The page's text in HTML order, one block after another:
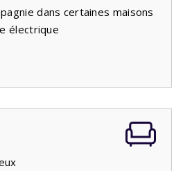
de la maison où les enfants
lits faits.
dans certaines maisons
électrique